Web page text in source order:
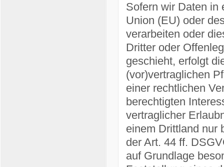
Sofern wir Daten in
Union (EU) oder
verarbeiten oder
Dritter oder
geschieht, erfolgt
(vor)vertraglichen
einer rechtlichen
berechtigten
vertraglicher
einem Drittland nur
der Art. 44 ff.
auf Grundlage